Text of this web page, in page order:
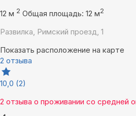
12 м 2 Общая площадь: 12 м2
Развилка, Римский проезд, 1
Показать расположение на карте
2 отзыва
10,0 (2)
2 отзыва о проживании со средней